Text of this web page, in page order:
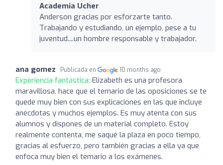
Academia Ucher
Anderson gracias por esforzarte tanto.
Trabajando y estudiando, un ejemplo, pese a tu
juventud....un hombre responsable y trabajador.
ana gomez Publicada en 10 months ago
Experiencia fantástica: Elizabeth es una profesora
maravillosa, hace que el temario de las oposiciones se te
quede muy bien con sus explicaciones en las que incluye
anécdotas y muchos ejemplos. Es muy atenta con sus
alumnos y dispones de un material completo. Estoy
realmente contenta, me saqué la plaza en poco tiempo,
gracias al esfuerzo, pero también gracias a ella ya que
enfoca muy bien el temario a los exámenes.